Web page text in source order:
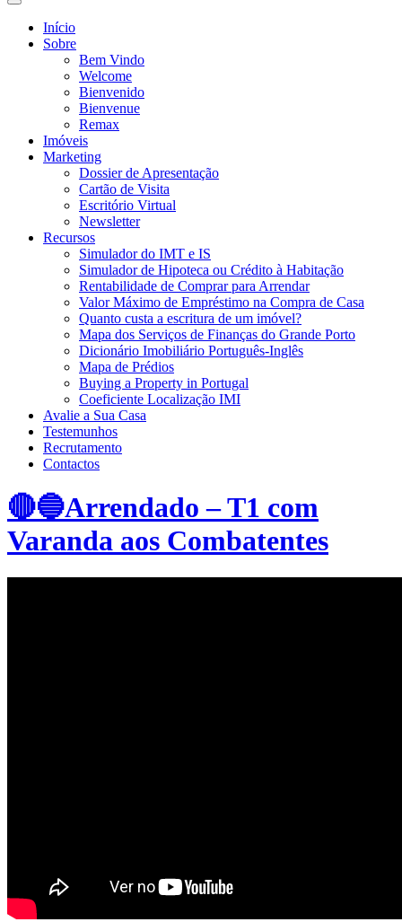
Toggle
search
field
Início
Sobre
Bem Vindo
Welcome
Bienvenido
Bienvenue
Remax
Imóveis
Marketing
Dossier de Apresentação
Cartão de Visita
Escritório Virtual
Newsletter
Recursos
Simulador do IMT e IS
Simulador de Hipoteca ou Crédito à Habitação
Rentabilidade de Comprar para Arrendar
Valor Máximo de Empréstimo na Compra de Casa
Quanto custa a escritura de um imóvel?
Mapa dos Serviços de Finanças do Grande Porto
Dicionário Imobiliário Português-Inglês
Mapa de Prédios
Buying a Property in Portugal
Coeficiente Localização IMI
Avalie a Sua Casa
Testemunhos
Recrutamento
Contactos
🔴🔵Arrendado – T1 com
Varanda aos Combatentes